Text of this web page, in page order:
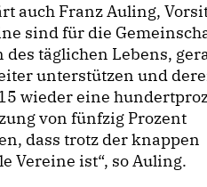
auch Franz Auling,
sind für die
täglichen Lebens,
unterstützen und
wieder eine
von fünfzig Prozent
dass trotz der knappen
Vereine ist“, so Auling.